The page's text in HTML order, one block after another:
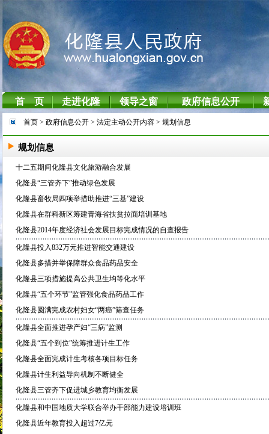
首页 > 政府信息公开 > 法定主动公开内容 > 规划信息
规划信息
十二五期间化隆县文化旅游融合发展
化隆县“三管齐下”推动绿色发展
化隆县畜牧局四项举措助推进“三基”建设
化隆县在群科新区筹建青海省扶贫拉面培训基地
化隆县2014年度经济社会发展目标完成情况的自查报告
化隆县投入832万元推进智能交通建设
化隆县多措并举保障群众食品药品安全
化隆县三项措施提高公共卫生均等化水平
化隆县“五个环节”监管强化食品药品工作
化隆县圆满完成农村妇女“两癌”筛查任务
化隆县全面推进孕产妇“三病”监测
化隆县“五个到位”统筹推进计生工作
化隆县全面完成计生考核各项目标任务
化隆县计生利益导向机制不断健全
化隆县三管齐下促进城乡教育均衡发展
化隆县和中国地质大学联合举办干部能力建设培训班
化隆县近年教育投入超过7亿元